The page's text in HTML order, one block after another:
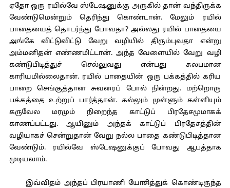
ஏதோ ஒரு ரயில்வே ஸ்டேஷனுக்கு அருகில் தான் வந்திருக்க
வேண்டுமென்றும் தெரிந்து கொண்டான். மேலும் ரயில்
பாதையைத் தொடர்ந்து போவதா? அல்லது ரயில் பாதையை
அங்கே விட்டுவிட்டு வேறு வழியில் திரும்புவதா என்று
அம்மனிதன் எண்ணமிட்டான். அந்த வேளையில் வேறு வழி
கண்டுபிடித்துச் செல்லுவது என்பது சுலபமான
காரியமில்லைதான். ரயில் பாதையின் ஒரு பக்கத்தில் கரிய
பாறை செங்குத்தான சுவரைப் போல் நின்றது. மற்றொரு
பக்கத்தை உற்றுப் பார்த்தான். கல்லும் முள்ளும் கள்ளியும்
கருவேல மரமும் நிறைந்த காட்டுப் பிரதேசமுமாகக்
காணப்பட்டது. ஆயினும் அந்தக் காட்டுப் பிரதேசத்தின்
வழியாகச் சென்றுதான் வேறு நல்ல பாதை கண்டுபிடித்தான
வேண்டும். ரயில்வே ஸ்டேஷனுக்குப் போவது ஆபத்தாக
முடியலாம்.
இவ்விதம் அந்தப் பிரயாணி யோசித்துக் கொண்டிருந்த